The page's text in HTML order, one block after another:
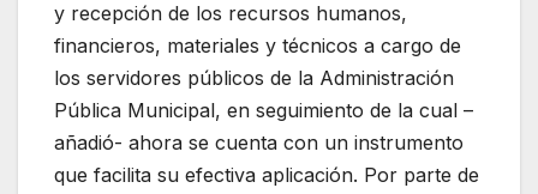
y recepción de los recursos humanos,
financieros, materiales y técnicos a cargo de
los servidores públicos de la Administración
Pública Municipal, en seguimiento de la cual –
añadió- ahora se cuenta con un instrumento
que facilita su efectiva aplicación. Por parte de